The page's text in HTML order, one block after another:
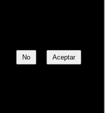
No Aceptar